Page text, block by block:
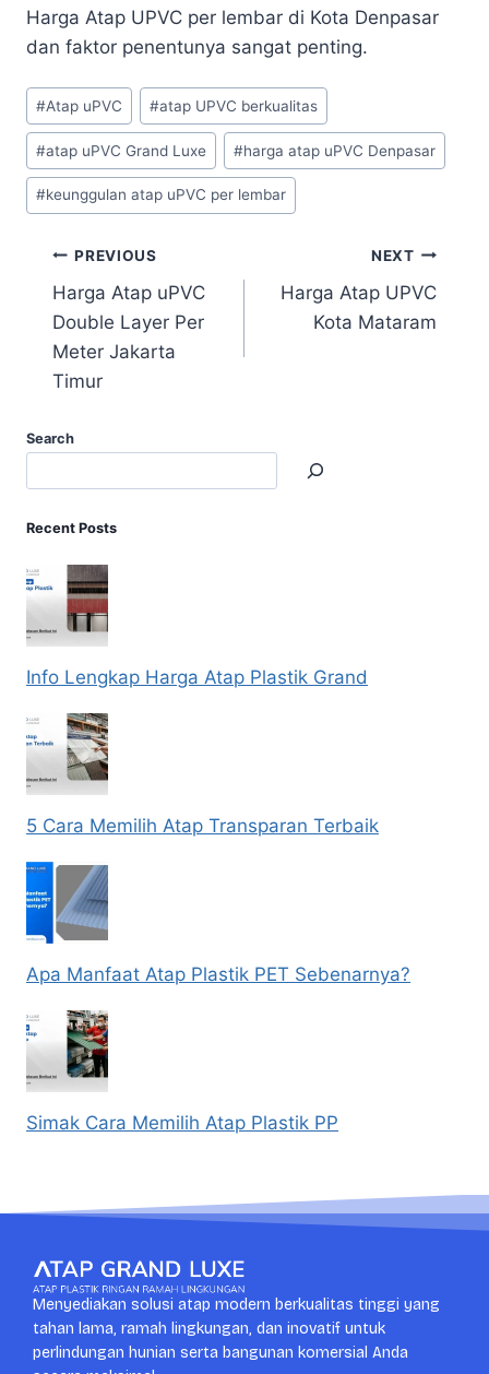
Harga Atap UPVC per lembar di Kota Denpasar
dan faktor penentunya sangat penting.
#Atap uPVC #atap UPVC berkualitas
#atap uPVC Grand Luxe #harga atap uPVC Denpasar
#keunggulan atap uPVC per lembar
PREVIOUS
Harga Atap uPVC
Double Layer Per
Meter Jakarta
Timur
NEXT
Harga Atap UPVC
Kota Mataram
Search
Recent Posts
Info Lengkap Harga Atap Plastik Grand
5 Cara Memilih Atap Transparan Terbaik
Apa Manfaat Atap Plastik PET Sebenarnya?
Simak Cara Memilih Atap Plastik PP
Menyediakan solusi atap modern berkualitas tinggi yang
tahan lama, ramah lingkungan, dan inovatif untuk
perlindungan hunian serta bangunan komersial Anda